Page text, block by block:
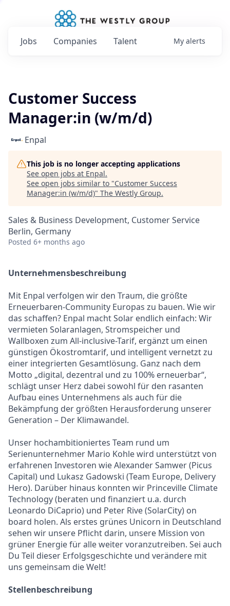
Jobs Companies Talent My alerts
Customer Success
Manager:in (w/m/d)
Enpal
This job is no longer accepting applications
See open jobs at Enpal.
See open jobs similar to "Customer Success
Manager:in (w/m/d)" The Westly Group.
Sales & Business Development, Customer Service
Berlin, Germany
Posted 6+ months ago
Unternehmensbeschreibung
Mit Enpal verfolgen wir den Traum, die größte
Erneuerbaren-Community Europas zu bauen. Wie wir
das schaffen? Enpal macht Solar endlich einfach: Wir
vermieten Solaranlagen, Stromspeicher und
Wallboxen zum All-inclusive-Tarif, ergänzt um einen
günstigen Ökostromtarif, und intelligent vernetzt zu
einer integrierten Gesamtlösung. Ganz nach dem
Motto „digital, dezentral und zu 100% erneuerbar“,
schlägt unser Herz dabei sowohl für den rasanten
Aufbau eines Unternehmens als auch für die
Bekämpfung der größten Herausforderung unserer
Generation – Der Klimawandel.
Unser hochambitioniertes Team rund um
Serienunternehmer Mario Kohle wird unterstützt von
erfahrenen Investoren wie Alexander Samwer (Picus
Capital) und Lukasz Gadowski (Team Europe, Delivery
Hero). Darüber hinaus konnten wir Princeville Climate
Technology (beraten und finanziert u.a. durch
Leonardo DiCaprio) und Peter Rive (SolarCity) on
board holen. Als erstes grünes Unicorn in Deutschland
sehen wir unsere Pflicht darin, unsere Mission von
grüner Energie für alle weiter voranzutreiben. Sei auch
Du Teil dieser Erfolgsgeschichte und verändere mit
uns gemeinsam die Welt!
Stellenbeschreibung